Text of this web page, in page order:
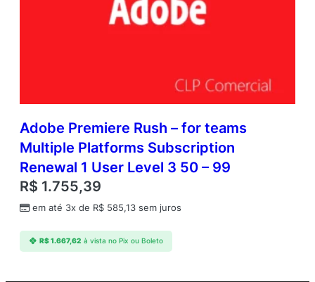
Adobe Premiere Rush – for teams
Multiple Platforms Subscription
Renewal 1 User Level 3 50 – 99
R$ 1.755,39
em até 3x de R$ 585,13 sem juros
R$1.667,62 à vista no Pix ou Boleto